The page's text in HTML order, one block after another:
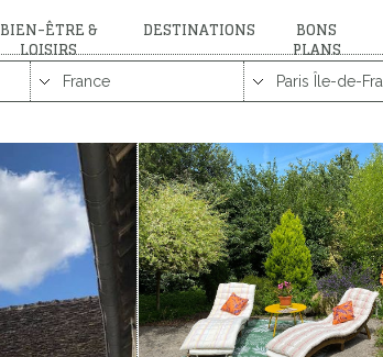
BIEN-ÊTRE &
LOISIRS
DESTINATIONS BONS
PLANS